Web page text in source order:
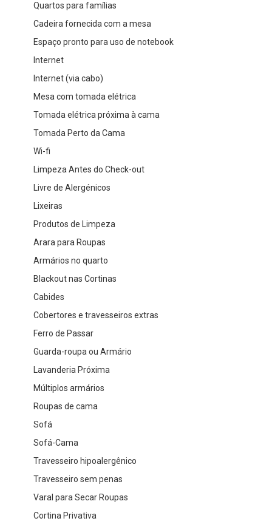
Quartos para famílias
Cadeira fornecida com a mesa
Espaço pronto para uso de notebook
Internet
Internet (via cabo)
Mesa com tomada elétrica
Tomada elétrica próxima à cama
Tomada Perto da Cama
Wi-fi
Limpeza Antes do Check-out
Livre de Alergénicos
Lixeiras
Produtos de Limpeza
Arara para Roupas
Armários no quarto
Blackout nas Cortinas
Cabides
Cobertores e travesseiros extras
Ferro de Passar
Guarda-roupa ou Armário
Lavanderia Próxima
Múltiplos armários
Roupas de cama
Sofá
Sofá-Cama
Travesseiro hipoalergênico
Travesseiro sem penas
Varal para Secar Roupas
Cortina Privativa